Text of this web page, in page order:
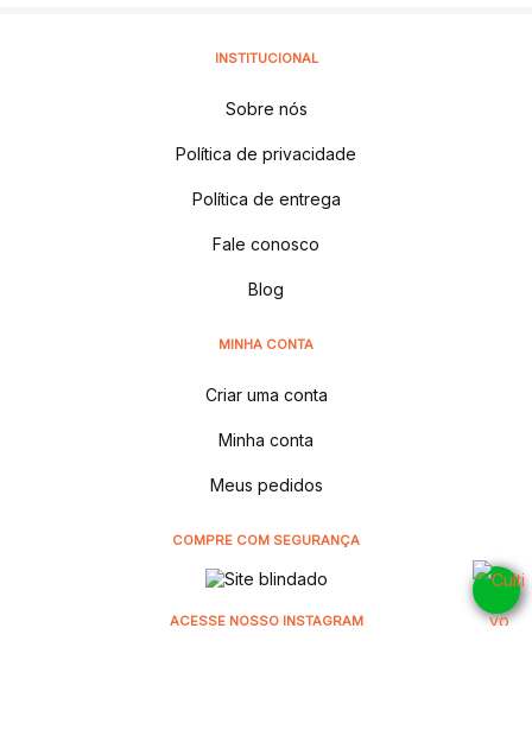
INSTITUCIONAL
Sobre nós
Política de privacidade
Política de entrega
Fale conosco
Blog
MINHA CONTA
Criar uma conta
Minha conta
Meus pedidos
COMPRE COM SEGURANÇA
ACESSE NOSSO INSTAGRAM